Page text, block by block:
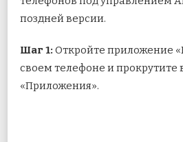
поздней версии.
Шаг 1: Откройте приложение
своем телефоне и прокрутите
«Приложения».